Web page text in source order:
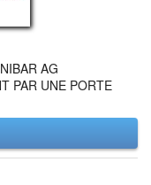
AG
PAR UNE PORTE